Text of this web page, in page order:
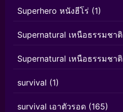
Superhero หนังฮีโร่ (1)
Supernatural เหนือธรรมชาติ
Supernatural เหนือธรรมชาติ
survival (1)
survival เอาตัวรอด (165)